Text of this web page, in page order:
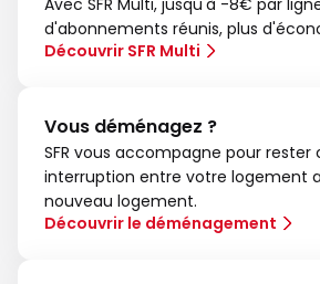
d'abonnements réunis, plus
Découvrir SFR Multi
Vous déménagez ?
SFR vous accompagne pour
interruption entre votre logement
nouveau logement.
Découvrir le déménagement